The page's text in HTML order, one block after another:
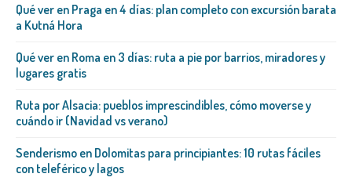
Qué ver en Praga en 4 días: plan completo con excursión barata
a Kutná Hora
Qué ver en Roma en 3 días: ruta a pie por barrios, miradores y
lugares gratis
Ruta por Alsacia: pueblos imprescindibles, cómo moverse y
cuándo ir (Navidad vs verano)
Senderismo en Dolomitas para principiantes: 10 rutas fáciles
con teleférico y lagos